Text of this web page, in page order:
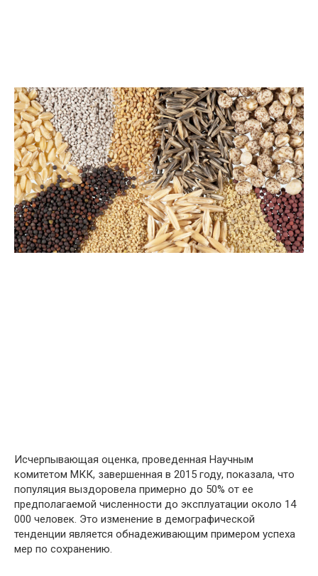
Исчерпывающая оценка, проведенная Научным
комитетом МКК, завершенная в 2015 году, показала, что
популяция выздоровела примерно до 50% от ее
предполагаемой численности до эксплуатации около 14
000 человек. Это изменение в демографической
тенденции является обнадеживающим примером успеха
мер по сохранению.